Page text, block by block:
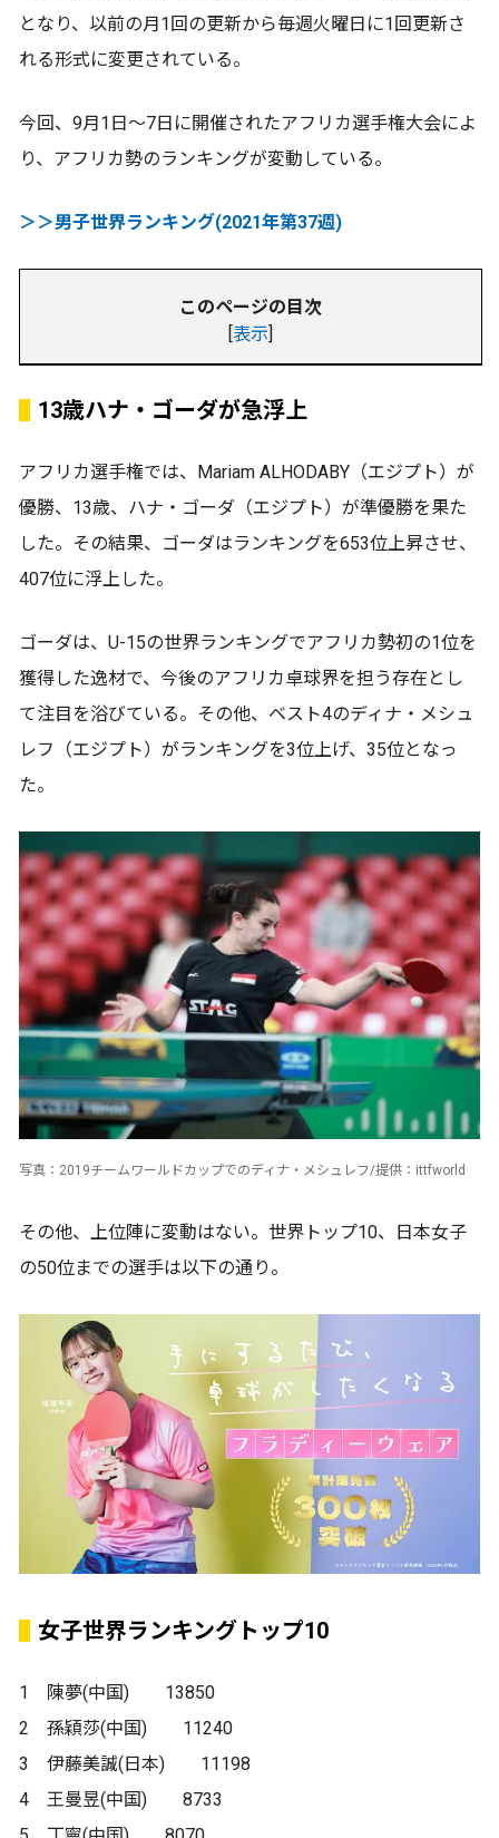
となり、以前の月1回の更新から毎週火曜日に1回更新さ
れる形式に変更されている。
今回、9月1日～7日に開催されたアフリカ選手権大会によ
り、アフリカ勢のランキングが変動している。
＞＞男子世界ランキング(2021年第37週)
このページの目次
[表示]
13歳ハナ・ゴーダが急浮上
アフリカ選手権では、Mariam ALHODABY（エジプト）が
優勝、13歳、ハナ・ゴーダ（エジプト）が準優勝を果た
した。その結果、ゴーダはランキングを653位上昇させ、
407位に浮上した。
ゴーダは、U-15の世界ランキングでアフリカ勢初の1位を
獲得した逸材で、今後のアフリカ卓球界を担う存在とし
て注目を浴びている。その他、ベスト4のディナ・メシュ
レフ（エジプト）がランキングを3位上げ、35位となっ
た。
写真：2019チームワールドカップでのディナ・メシュレフ/提供：ittfworld
その他、上位陣に変動はない。世界トップ10、日本女子
の50位までの選手は以下の通り。
女子世界ランキングトップ10
1 陳夢(中国) 13850
2 孫穎莎(中国) 11240
3 伊藤美誠(日本) 11198
4 王曼昱(中国) 8733